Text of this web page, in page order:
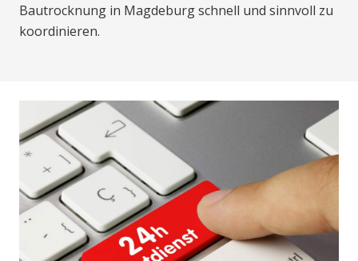
Bautrocknung in Magdeburg schnell und sinnvoll zu
koordinieren.